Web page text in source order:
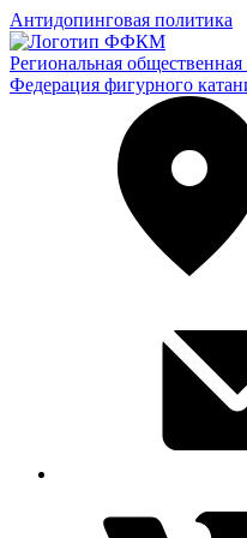
Антидопинговая политика
Региональная общественная
Федерация фигурного